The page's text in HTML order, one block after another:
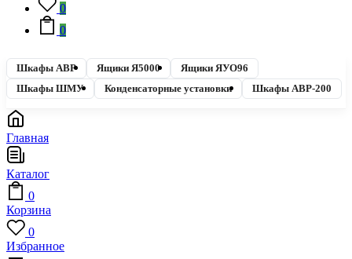
0
0
Шкафы АВР Ящики Я5000
Ящики ЯУО96
Шкафы ШМУ
Конденсаторные установки Шкафы АВР-200
Главная
Каталог
0
Корзина
0
Избранное